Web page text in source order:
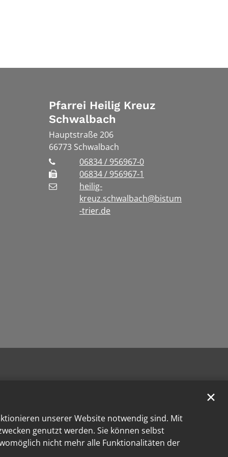
unserer Website notwendig sind. Mit
genutzt werden. Sie können selbst
nicht mehr alle Funktionalitäten der
✕
Pfarrei Heilig Kreuz
Schwalbach
Hauptstraße 206
66773 Schwalbach
06834 / 956967-0
06834 / 956967-1
heilig-
kreuz.schwalbach@bistum
-trier.de